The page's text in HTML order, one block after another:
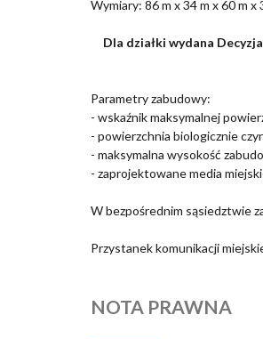
Wymiary: 86 m x 34 m x 60 m x
Dla działki wydana
Parametry zabudowy:
- wskaźnik maksymalnej
- powierzchnia biologicznie
- maksymalna wysokość
- zaprojektowane media
W bezpośrednim sąsiedztwie
Przystanek komunikacji
NOTA PRAWNA